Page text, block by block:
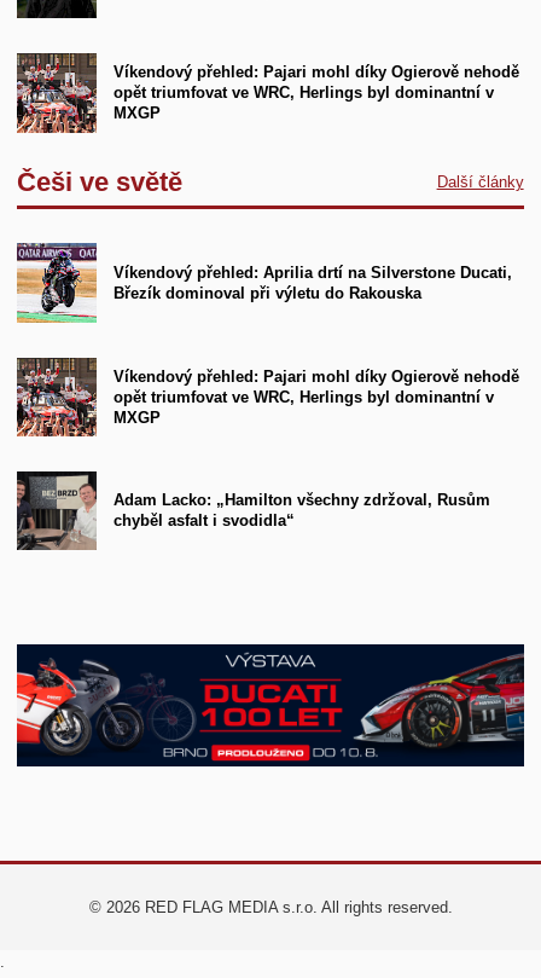
Víkendový přehled: Pajari mohl díky Ogierově nehodě
opět triumfovat ve WRC, Herlings byl dominantní v
MXGP
Češi ve světě Další články
Víkendový přehled: Aprilia drtí na Silverstone Ducati,
Březík dominoval při výletu do Rakouska
Víkendový přehled: Pajari mohl díky Ogierově nehodě
opět triumfovat ve WRC, Herlings byl dominantní v
MXGP
Adam Lacko: „Hamilton všechny zdržoval, Rusům
chyběl asfalt i svodidla“
© 2026 RED FLAG MEDIA s.r.o. All rights reserved.